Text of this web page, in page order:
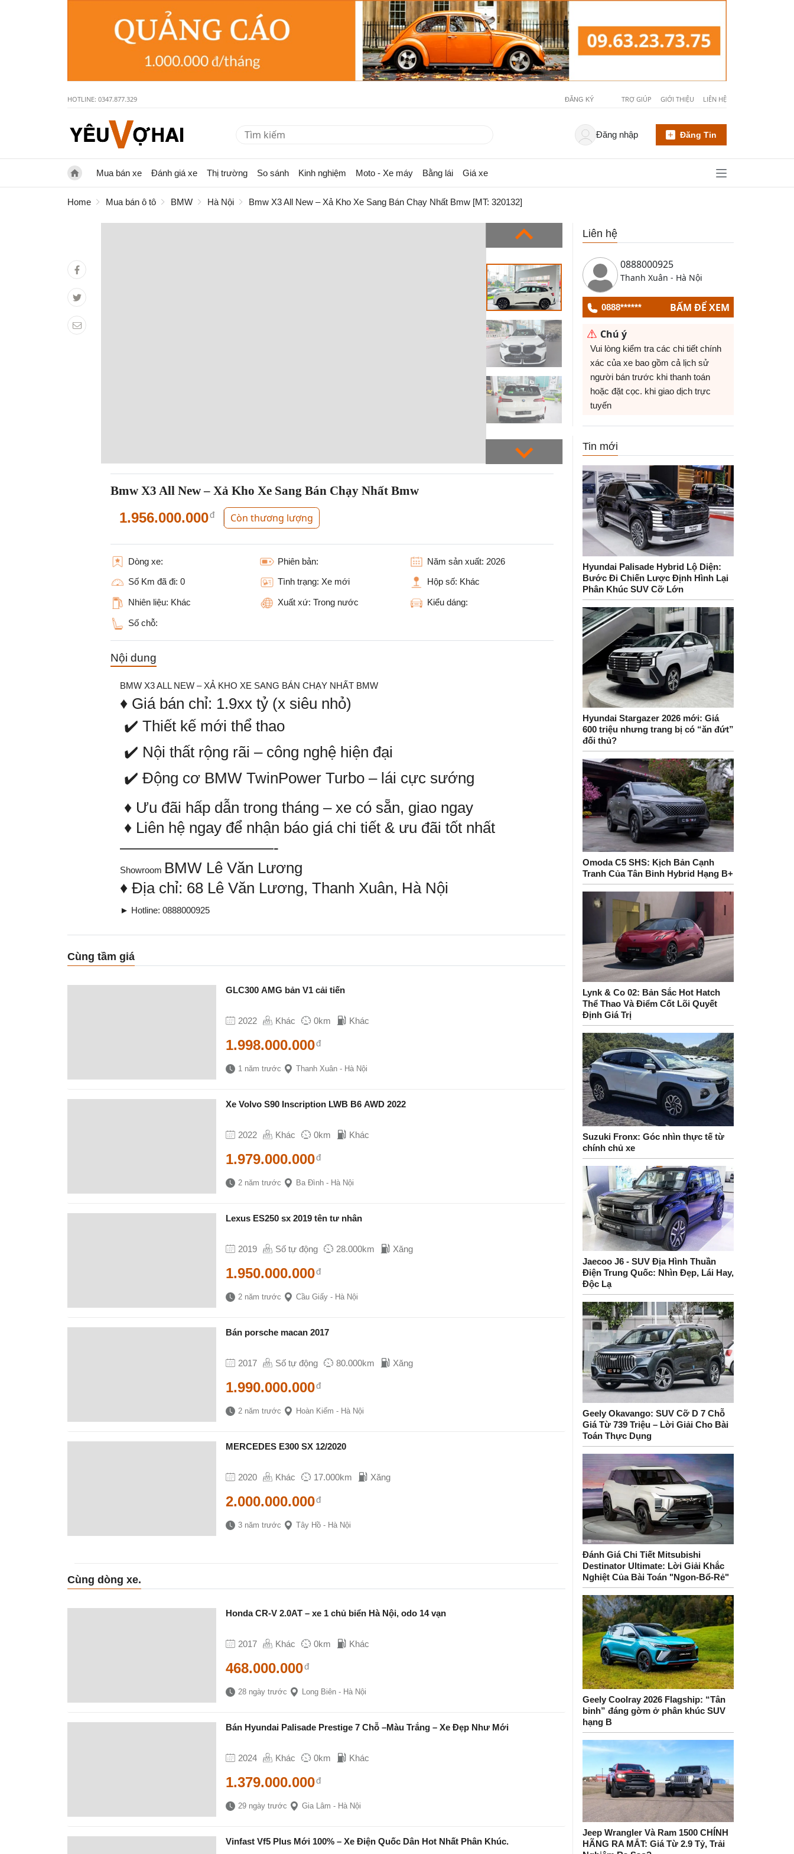
HOTLINE: 0347.877.329 ĐĂNG KÝ TRỢ GIÚP GIỚI THIỆU LIÊN HỆ
Đăng nhập Đăng Tin
Mua bán xe Đánh giá xe Thị trường So sánh Kinh nghiệm Moto - Xe máy Bằng lái Giá xe
Home Mua bán ô tô BMW Hà Nội Bmw X3 All New – Xả Kho Xe Sang Bán Chạy Nhất Bmw [MT: 320132]
Bmw X3 All New – Xả Kho Xe Sang Bán Chạy Nhất Bmw
1.956.000.000đ Còn thương lượng
Dòng xe: Phiên bản: Năm sản xuất: 2026
Số Km đã đi: 0 Tình trạng: Xe mới Hộp số: Khác
Nhiên liệu: Khác Xuất xứ: Trong nước Kiểu dáng:
Số chỗ:
Nội dung
BMW X3 ALL NEW – XẢ KHO XE SANG BÁN CHẠY NHẤT BMW
♦ Giá bán chỉ: 1.9xx tỷ (x siêu nhỏ)
✔️ Thiết kế mới thể thao
✔️ Nội thất rộng rãi – công nghệ hiện đại
✔️ Động cơ BMW TwinPower Turbo – lái cực sướng
♦ Ưu đãi hấp dẫn trong tháng – xe có sẵn, giao ngay
♦ Liên hệ ngay để nhận báo giá chi tiết & ưu đãi tốt nhất
——————————-
Showroom BMW Lê Văn Lương
♦ Địa chỉ: 68 Lê Văn Lương, Thanh Xuân, Hà Nội
► Hotline: 0888000925
Cùng tầm giá
GLC300 AMG bản V1 cải tiến
2022 Khác 0km Khác
1.998.000.000đ
1 năm trước Thanh Xuân - Hà Nội
Xe Volvo S90 Inscription LWB B6 AWD 2022
2022 Khác 0km Khác
1.979.000.000đ
2 năm trước Ba Đình - Hà Nội
Lexus ES250 sx 2019 tên tư nhân
2019 Số tự động 28.000km Xăng
1.950.000.000đ
2 năm trước Cầu Giấy - Hà Nội
Bán porsche macan 2017
2017 Số tự động 80.000km Xăng
1.990.000.000đ
2 năm trước Hoàn Kiếm - Hà Nội
MERCEDES E300 SX 12/2020
2020 Khác 17.000km Xăng
2.000.000.000đ
3 năm trước Tây Hồ - Hà Nội
Cùng dòng xe.
Honda CR-V 2.0AT – xe 1 chủ biển Hà Nội, odo 14 vạn
2017 Khác 0km Khác
468.000.000đ
28 ngày trước Long Biên - Hà Nội
Bán Hyundai Palisade Prestige 7 Chỗ –Màu Trắng – Xe Đẹp Như Mới
2024 Khác 0km Khác
1.379.000.000đ
29 ngày trước Gia Lâm - Hà Nội
Vinfast Vf5 Plus Mới 100% – Xe Điện Quốc Dân Hot Nhất Phân Khúc.
Liên hệ
0888000925
Thanh Xuân - Hà Nội
0888****** BẤM ĐỂ XEM
Chú ý
Vui lòng kiểm tra các chi tiết chính
xác của xe bao gồm cả lịch sử
người bán trước khi thanh toán
hoặc đặt cọc. khi giao dịch trực
tuyến
Tin mới
Hyundai Palisade Hybrid Lộ Diện:
Bước Đi Chiến Lược Định Hình Lại
Phân Khúc SUV Cỡ Lớn
Hyundai Stargazer 2026 mới: Giá
600 triệu nhưng trang bị có “ăn đứt”
đối thủ?
Omoda C5 SHS: Kịch Bản Cạnh
Tranh Của Tân Binh Hybrid Hạng B+
Lynk & Co 02: Bản Sắc Hot Hatch
Thể Thao Và Điểm Cốt Lõi Quyết
Định Giá Trị
Suzuki Fronx: Góc nhìn thực tế từ
chính chủ xe
Jaecoo J6 - SUV Địa Hình Thuần
Điện Trung Quốc: Nhìn Đẹp, Lái Hay,
Độc Lạ
Geely Okavango: SUV Cỡ D 7 Chỗ
Giá Từ 739 Triệu – Lời Giải Cho Bài
Toán Thực Dụng
Đánh Giá Chi Tiết Mitsubishi
Destinator Ultimate: Lời Giải Khắc
Nghiệt Của Bài Toán "Ngon-Bổ-Rẻ"
Geely Coolray 2026 Flagship: “Tân
binh” đáng gờm ở phân khúc SUV
hạng B
Jeep Wrangler Và Ram 1500 CHÍNH
HÃNG RA MẮT: Giá Từ 2.9 Tỷ, Trải